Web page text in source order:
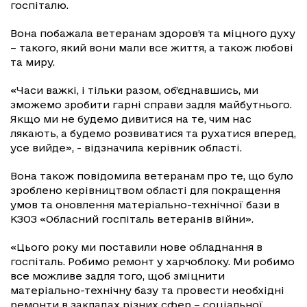
госпіталю.
Вона побажала ветеранам здоров’я та міцного духу
– такого, який вони мали все життя, а також любові
та миру.
«Часи важкі, і тільки разом, об’єднавшись, ми
зможемо зробити гарні справи задля майбутнього.
Якщо ми не будемо дивитися на те, чим нас
лякають, а будемо розвиватися та рухатися вперед,
усе вийде», - відзначила керівник області.
Вона також повідомила ветеранам про те, що було
зроблено керівництвом області для покращення
умов та оновлення матеріально-технічної бази в
КЗОЗ «Обласний госпіталь ветеранів війни».
«Цього року ми поставили нове обладнання в
госпіталь. Робимо ремонт у харчоблоку. Ми робимо
все можливе задля того, щоб зміцнити
матеріально-технічну базу та провести необхідні
ремонти в закладах різних сфер – соціальної,